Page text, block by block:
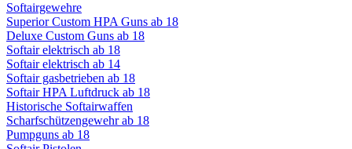
Softairgewehre
Superior Custom HPA Guns ab 18
Deluxe Custom Guns ab 18
Softair elektrisch ab 18
Softair elektrisch ab 14
Softair gasbetrieben ab 18
Softair HPA Luftdruck ab 18
Historische Softairwaffen
Scharfschützengewehr ab 18
Pumpguns ab 18